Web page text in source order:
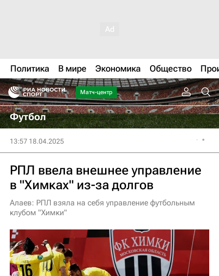
Политика В мире Экономика Общество
Матч-центр
Футбол
13:57 18.04.2025
РПЛ ввела внешнее управление
в "Химках" из-за долгов
Алаев: РПЛ взяла на себя управление футбольным
клубом "Химки"